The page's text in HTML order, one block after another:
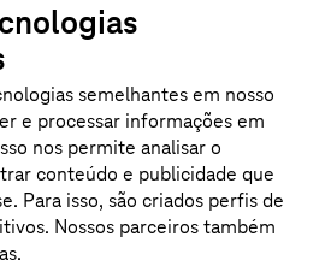
está em
SAP têm até 2027 para
o SAP S/4HANA.
as empresas estão
de
semelhantes em nosso
e processar informações em
nos permite analisar o
conteúdo e publicidade que
Para isso, são criados perfis de
Nossos parceiros também